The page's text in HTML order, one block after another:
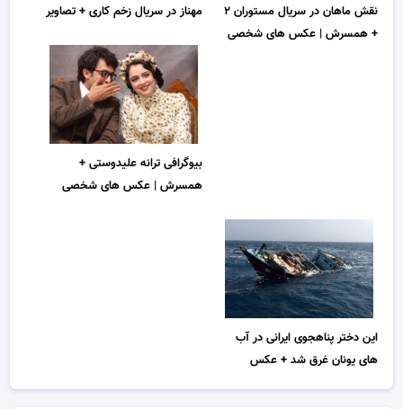
نقش ماهان در سریال مستوران ۲
+ همسرش | عکس های شخصی
مهناز در سریال زخم کاری + تصاویر
بیوگرافی ترانه علیدوستی +
همسرش | عکس های شخصی
این دختر پناهجوی ایرانی در آب
های یونان غرق شد + عکس